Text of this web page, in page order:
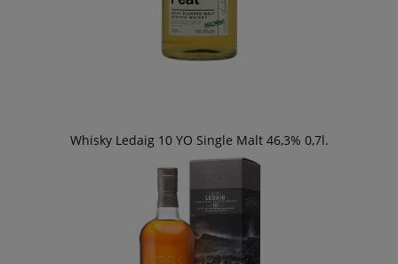
Whisky Ledaig 10 YO Single Malt 46,3% 0,7l.